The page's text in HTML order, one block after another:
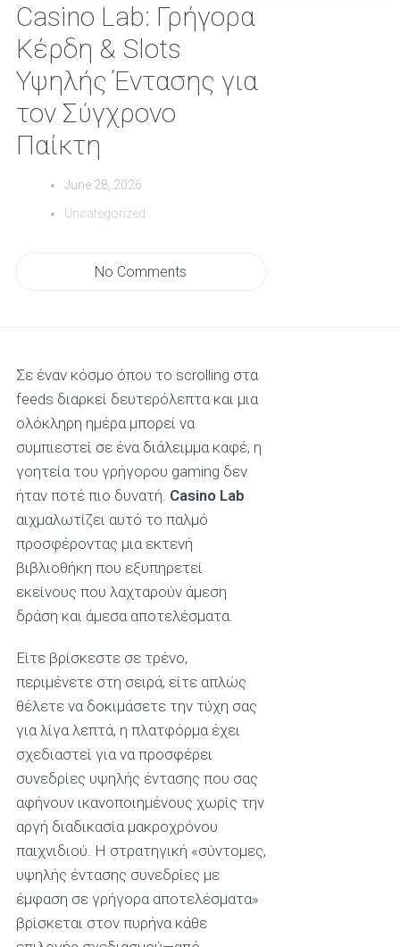
Casino Lab: Γρήγορα
Κέρδη & Slots
Υψηλής Έντασης για
τον Σύγχρονο
Παίκτη
June 28, 2026
Uncategorized
No Comments
Σε έναν κόσμο όπου το scrolling στα
feeds διαρκεί δευτερόλεπτα και μια
ολόκληρη ημέρα μπορεί να
συμπιεστεί σε ένα διάλειμμα καφέ, η
γοητεία του γρήγορου gaming δεν
ήταν ποτέ πιο δυνατή. Casino Lab
αιχμαλωτίζει αυτό το παλμό
προσφέροντας μια εκτενή
βιβλιοθήκη που εξυπηρετεί
εκείνους που λαχταρούν άμεση
δράση και άμεσα αποτελέσματα.
Είτε βρίσκεστε σε τρένο,
περιμένετε στη σειρά, είτε απλώς
θέλετε να δοκιμάσετε την τύχη σας
για λίγα λεπτά, η πλατφόρμα έχει
σχεδιαστεί για να προσφέρει
συνεδρίες υψηλής έντασης που σας
αφήνουν ικανοποιημένους χωρίς την
αργή διαδικασία μακροχρόνου
παιχνιδιού. Η στρατηγική «σύντομες,
υψηλής έντασης συνεδρίες με
έμφαση σε γρήγορα αποτελέσματα»
βρίσκεται στον πυρήνα κάθε